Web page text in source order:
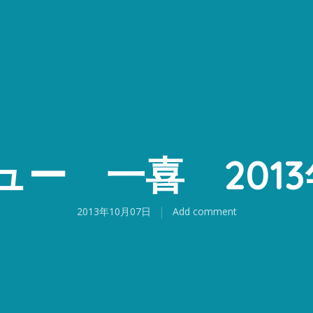
ー 一喜 2013
2013年10月07日 Add comment